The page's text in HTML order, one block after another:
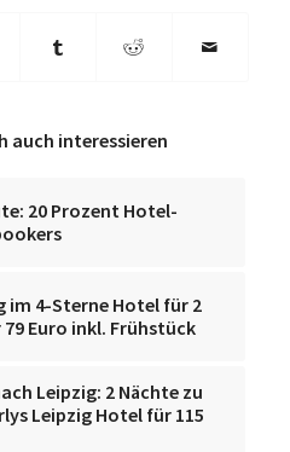
auch interessieren
20 Prozent Hotel-
im 4-Sterne Hotel für 2
Euro inkl. Frühstück
Leipzig: 2 Nächte zu
Leipzig Hotel für 115